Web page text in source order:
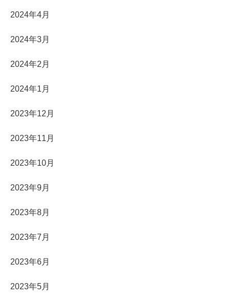
2024年4月
2024年3月
2024年2月
2024年1月
2023年12月
2023年11月
2023年10月
2023年9月
2023年8月
2023年7月
2023年6月
2023年5月